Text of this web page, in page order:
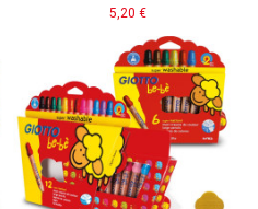
5,20 €